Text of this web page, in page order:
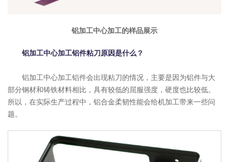
铝加工中心加工的样品展示
铝加工中心加工铝件粘刀原因是什么？
铝加工中心加工铝件会出现粘刀的情况，主要是因为铝件与大
部分钢材和铸铁材料相比，具有较低的屈服强度，硬度也比较低。
所以，在实际生产过程中，铝合金柔韧性能会给机加工带来一些问
题。